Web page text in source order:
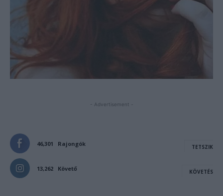
- Advertisement -
46,301 Rajongók TETSZIK
13,262 Követő KÖVETÉS